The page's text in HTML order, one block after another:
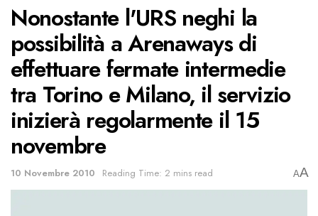
Nonostante l'URS neghi la
possibilità a Arenaways di
effettuare fermate intermedie
tra Torino e Milano, il servizio
inizierà regolarmente il 15
novembre
10 Novembre 2010 Reading Time: 2 mins read AA